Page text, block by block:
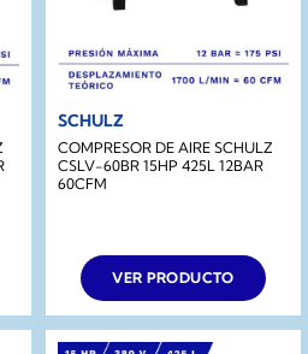
SCHULZ
COMPRESOR DE AIRE SCHULZ
CSLV-60BR 15HP 425L 12BAR
60CFM
VER PRODUCTO